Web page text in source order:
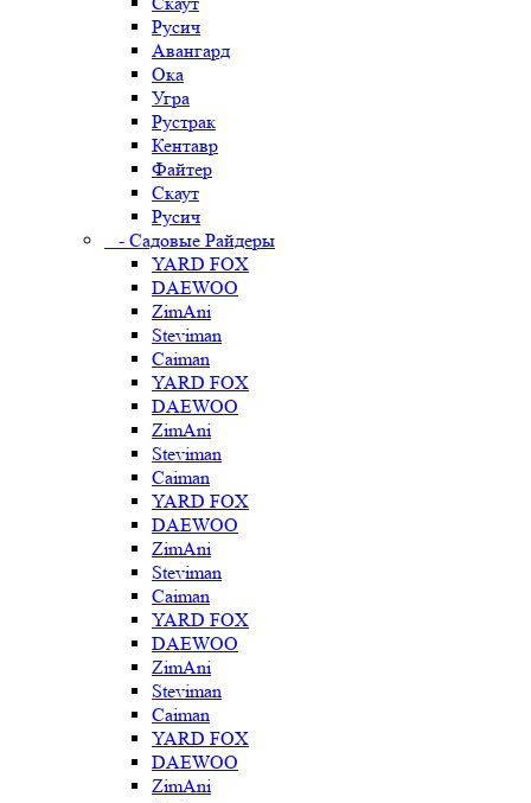
Русич
Авангард
Ока
Угра
Рустрак
Кентавр
Файтер
Скаут
Русич
- Садовые Райдеры
YARD FOX
DAEWOO
ZimAni
Steviman
Caiman
YARD FOX
DAEWOO
ZimAni
Steviman
Caiman
YARD FOX
DAEWOO
ZimAni
Steviman
Caiman
YARD FOX
DAEWOO
ZimAni
Steviman
Caiman
YARD FOX
DAEWOO
ZimAni